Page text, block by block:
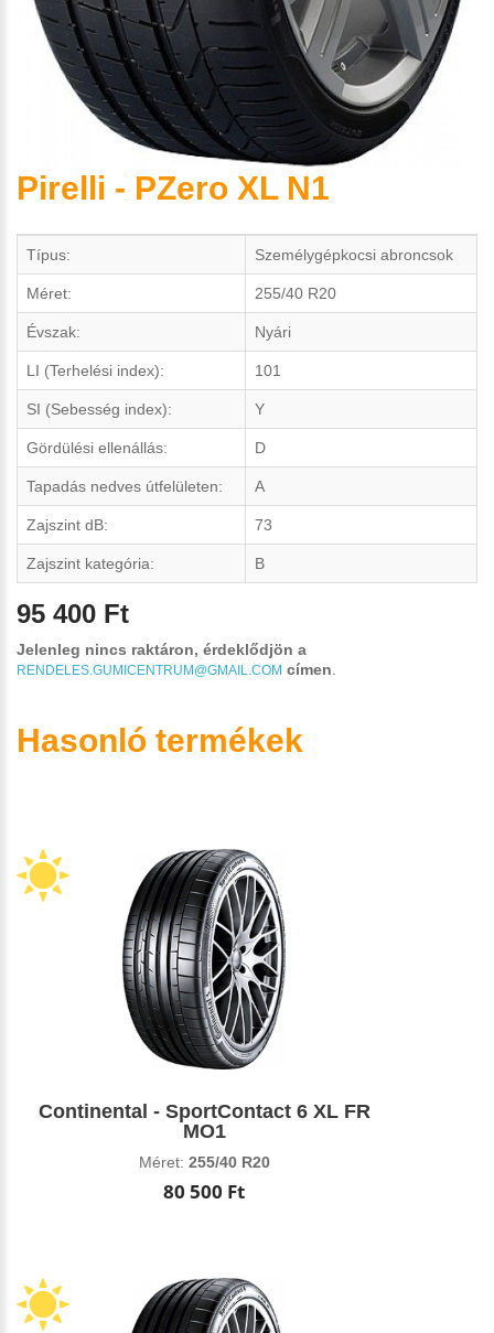
Pirelli - PZero XL N1
Típus: Személygépkocsi abroncsok
Méret: 255/40 R20
Évszak: Nyári
LI (Terhelési index): 101
SI (Sebesség index): Y
Gördülési ellenállás: D
Tapadás nedves útfelületen: A
Zajszint dB: 73
Zajszint kategória: B
95 400 Ft
Jelenleg nincs raktáron, érdeklődjön a
RENDELES.GUMICENTRUM@GMAIL.COM címen.
Hasonló termékek
Continental - SportContact 6 XL FR
MO1
Méret: 255/40 R20
80 500 Ft